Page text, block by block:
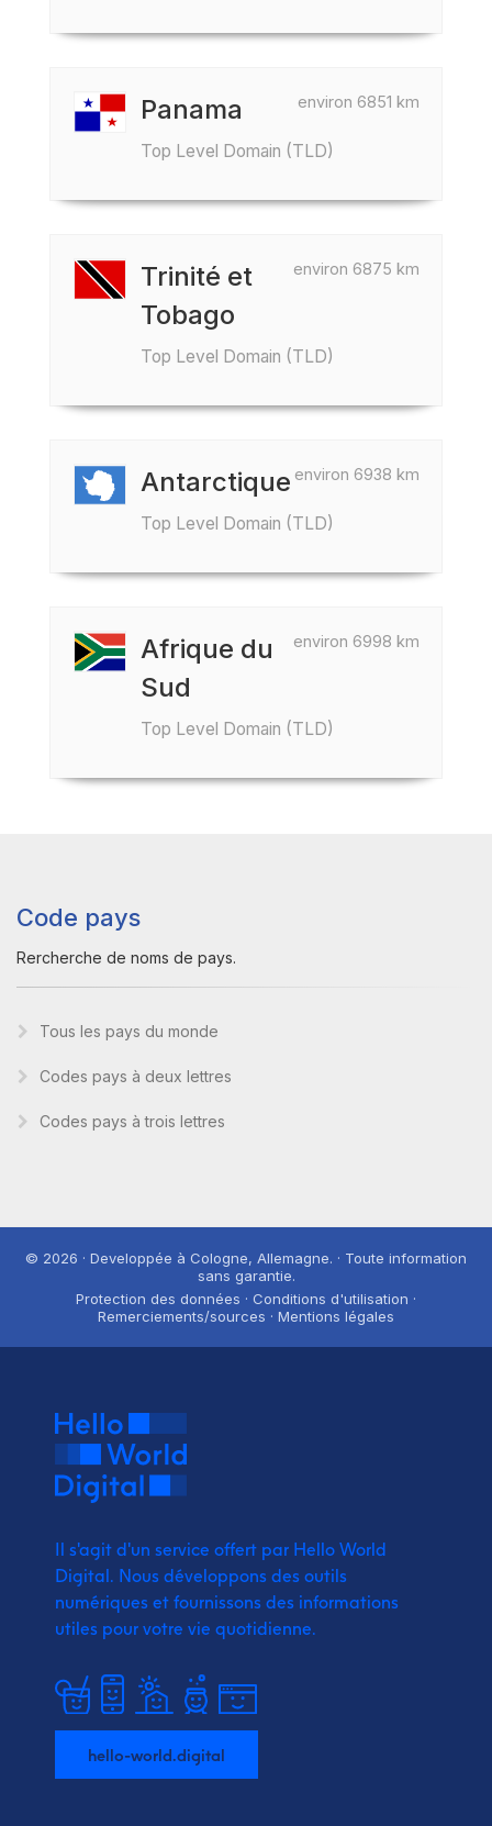
environ 6851 km
Panama
Top Level Domain (TLD)
environ 6875 km
Trinité et
Tobago
Top Level Domain (TLD)
environ 6938 km
Antarctique
Top Level Domain (TLD)
environ 6998 km
Afrique du
Sud
Top Level Domain (TLD)
Code pays
Rercherche de noms de pays.
Tous les pays du monde
Codes pays à deux lettres
Codes pays à trois lettres
© 2026 · Developpée à Cologne, Allemagne. · Toute information
sans garantie.
Protection des données · Conditions d'utilisation ·
Remerciements/sources · Mentions légales
Il s'agit d'un service offert par Hello World
Digital. Nous développons des outils
numériques et fournissons des informations
utiles pour votre vie quotidienne.
hello-world.digital